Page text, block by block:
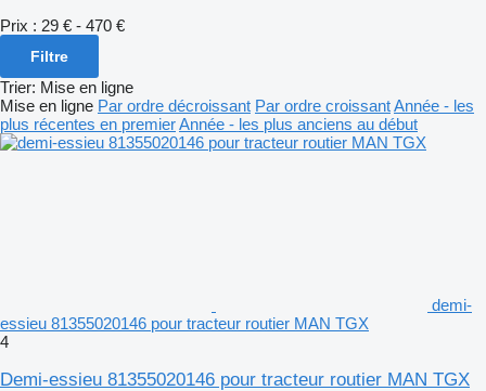
Prix : 29 € - 470 €
Filtre
Trier: Mise en ligne
Mise en ligne Par ordre décroissant Par ordre croissantAnnée - les
plus récentes en premierAnnée - les plus anciens au début
demi-
essieu 81355020146 pour tracteur routier MAN TGX
4
Demi-essieu 81355020146 pour tracteur routier MAN TGX